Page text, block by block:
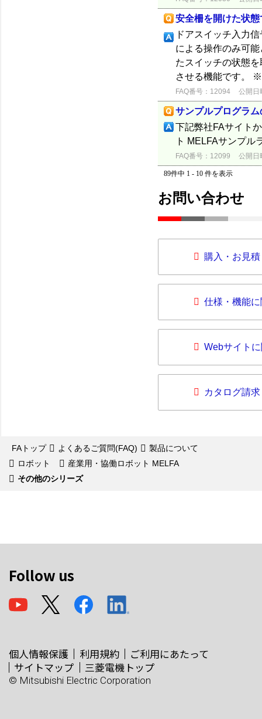
安全柵を開けた状
ドアスイッチ入力
による操作のみ可
たスイッチの状態
させる機能です。
FAQ番号：12094 公開日
サンプルプログラ
下記弊社FAサイト
ト MELFAサンプル
FAQ番号：12099 公開日
89件中 1 - 10 件を表示
お問い合わせ
購入・お見
仕様・機能
Webサイト
カタログ請求
FAトップ よくあるご質問(FAQ)
製品について
ロボット
産業用・協働ロボット MELFA
その他のシリーズ
Follow us
個人情報保護 利用規約
ご利用にあたって
サイトマップ
三菱電機トップ
© Mitsubishi Electric Corporation